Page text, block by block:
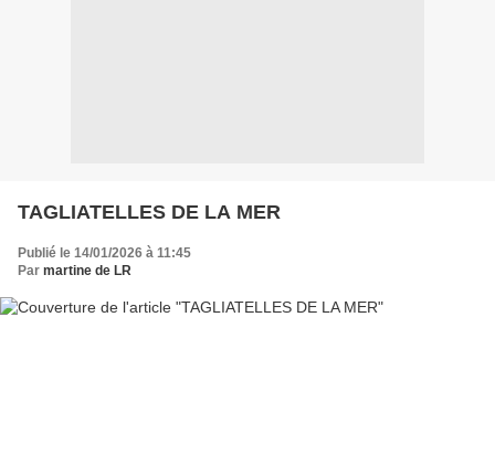
TAGLIATELLES DE LA MER
Publié le 14/01/2026 à 11:45
Par martine de LR